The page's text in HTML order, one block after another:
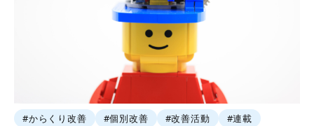
#からくり改善 #個別改善 #改善活動 #連載